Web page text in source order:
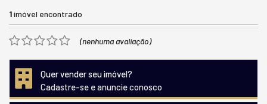
1imóvel encontrado
(nenhuma avaliação)
Quer vender seu imóvel?
Cadastre-se e anuncie conosco